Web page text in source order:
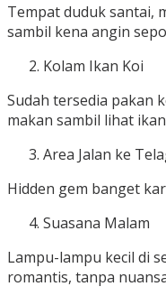
Tempat duduk santai,
sambil kena angin
Kolam Ikan Koi
Sudah tersedia pakan
makan sambil lihat
Area Jalan ke
Hidden gem banget
Suasana Malam
Lampu-lampu kecil di
romantis, tanpa